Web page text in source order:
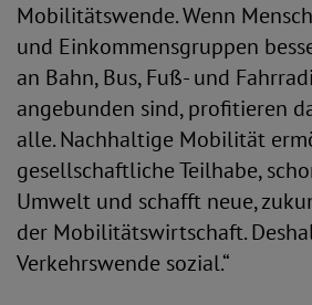
Mobilitätswende. Wenn
und Einkommensgruppen
an Bahn, Bus, Fuß- und
angebunden sind, profitieren
alle. Nachhaltige Mobilität
gesellschaftliche Teilhabe,
Umwelt und schafft neue,
der Mobilitätswirtschaft.
Verkehrswende sozial.“